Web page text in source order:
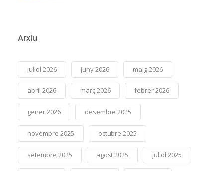
Arxiu
juliol 2026 juny 2026 maig 2026
abril 2026 març 2026 febrer 2026
gener 2026 desembre 2025
novembre 2025 octubre 2025
setembre 2025 agost 2025 juliol 2025